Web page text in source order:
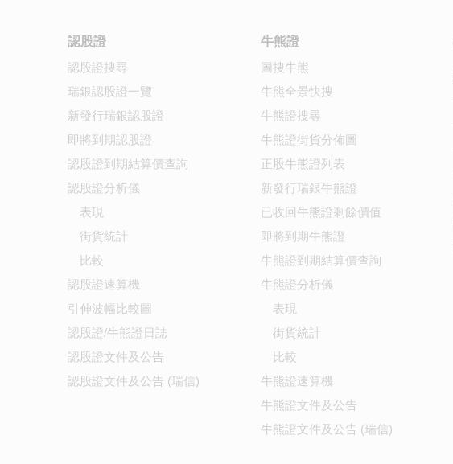
認股證
認股證搜尋
瑞銀認股證一覽
新發行瑞銀認股證
即將到期認股證
認股證到期結算價查詢
認股證分析儀
表現
街貨統計
比較
認股證速算機
引伸波幅比較圖
認股證/牛熊證日誌
認股證文件及公告
認股證文件及公告 (瑞信)
牛熊證
圖搜牛熊
牛熊全景快搜
牛熊證搜尋
牛熊證街貨分佈圖
正股牛熊證列表
新發行瑞銀牛熊證
已收回牛熊證剩餘價值
即將到期牛熊證
牛熊證到期結算價查詢
牛熊證分析儀
表現
街貨統計
比較
牛熊證速算機
牛熊證文件及公告
牛熊證文件及公告 (瑞信)